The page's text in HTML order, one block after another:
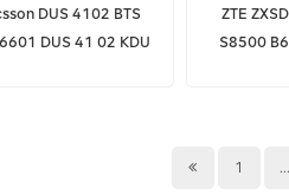
DUS 4102 BTS
DUS 41 02 KDU
ZTE
S8500
1 ...